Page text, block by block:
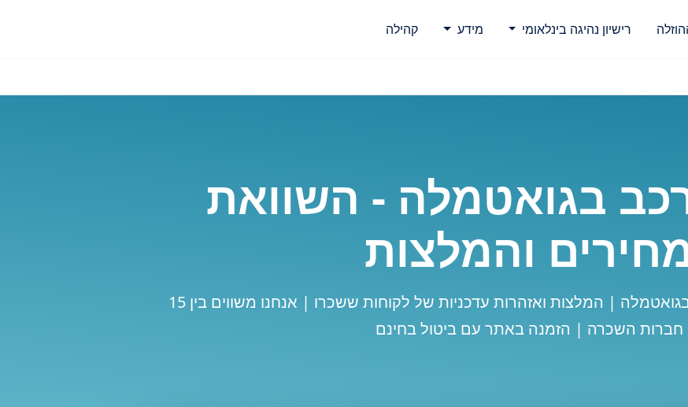
רישיון נהיגה בינלאומי מידע קהילה
בגואטמלה - השוואת
והמלצות
השוואת מחירים להשכרת רכב בגואטמלה | המלצות ואזהרות עדכניות של לקוחות ששכרו | אנחנו משווים בין 15
חברות השכרה | הזמנה באתר עם ביטול בחינם